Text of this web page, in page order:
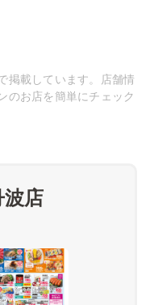
掲載しています。店舗情
のお店を簡単にチェック
店